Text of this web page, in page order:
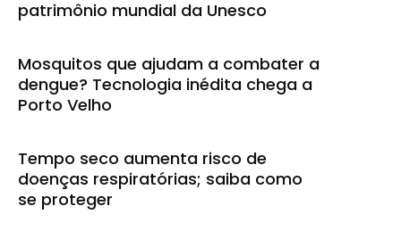
patrimônio mundial da Unesco
Mosquitos que ajudam a combater a
dengue? Tecnologia inédita chega a
Porto Velho
Tempo seco aumenta risco de
doenças respiratórias; saiba como
se proteger